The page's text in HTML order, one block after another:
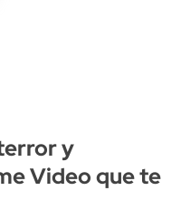
y
Video que te